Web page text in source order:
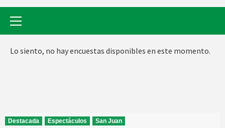
Lo siento, no hay encuestas disponibles en este momento.
Destacada Espectáculos San Juan